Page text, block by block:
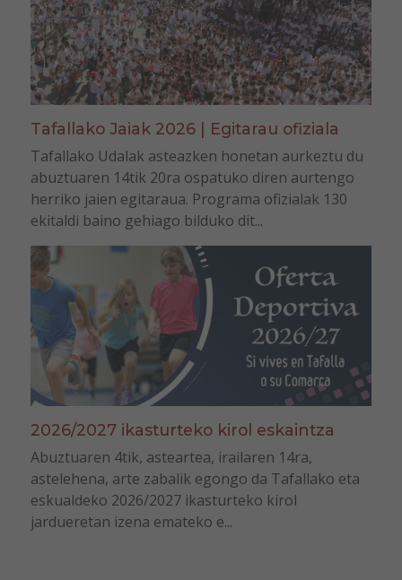
Tafallako Jaiak 2026 | Egitarau ofiziala
Tafallako Udalak asteazken honetan aurkeztu du
abuztuaren 14tik 20ra ospatuko diren aurtengo
herriko jaien egitaraua. Programa ofizialak 130
ekitaldi baino gehiago bilduko dit...
2026/2027 ikasturteko kirol eskaintza
Abuztuaren 4tik, asteartea, irailaren 14ra,
astelehena, arte zabalik egongo da Tafallako eta
eskualdeko 2026/2027 ikasturteko kirol
jardueretan izena emateko e...